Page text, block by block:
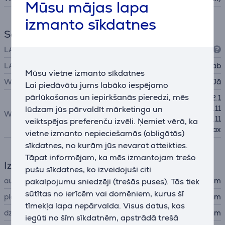
Mūsu mājas lapa
izmanto sīkdatnes
Mūsu vietne izmanto sīkdatnes
Lai piedāvātu jums labāko iespējamo
pārlūkošanas un iepirkšanās pieredzi, mēs
lūdzam jūs pārvaldīt mārketinga un
veiktspējas preferenču izvēli. Ņemiet vērā, ka
vietne izmanto nepieciešamās (obligātās)
sīkdatnes, no kurām jūs nevarat atteikties.
Tāpat informējam, ka mēs izmantojam trešo
pušu sīkdatnes, ko izveidojuši citi
pakalpojumu sniedzēji (trešās puses). Tās tiek
sūtītas no ierīcēm vai domēniem, kurus šī
tīmekļa lapa nepārvalda. Visus datus, kas
iegūti no šīm sīkdatnēm, apstrādā trešā
Savienojumi
LAN (RJ45)
LAN (tīkla interfeis, RJ45)
4 gab
Wi-Fi
Jā
Wi-Fi standarts
IEEE 802.11a
, IEEE 802.1
1b, IEEE 802.11g, IEEE 802.11
n, IEEE 802.11ac, IEEE 802.11
ax
Izmēri
augstums
3,86 cm
platums
26,02 cm
dziļums
13,5 cm